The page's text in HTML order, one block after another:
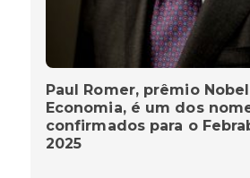
Paul Romer, prêmio
Economia, é um dos
confirmados para o
2025